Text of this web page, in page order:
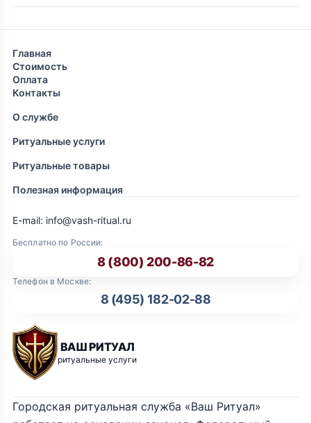
Главная
Стоимость
Оплата
Контакты
О службе
Ритуальные услуги
Ритуальные товары
Полезная информация
ВАШ РИТУАЛ
ритуальные услуги
Бесплатно по России:
8 (800) 200-86-82
Телефон в Москве:
8 (495) 182-02-88
E-mail: info@vash-ritual.ru
Городская ритуальная служба «Ваш Ритуал»